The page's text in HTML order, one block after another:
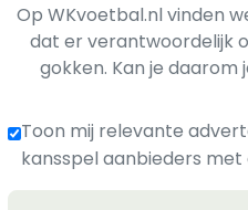
Op WKvoetbal.nl vinden
dat er verantwoordelijk
gokken. Kan je daarom
Toon mij relevante
kansspel aanbieders